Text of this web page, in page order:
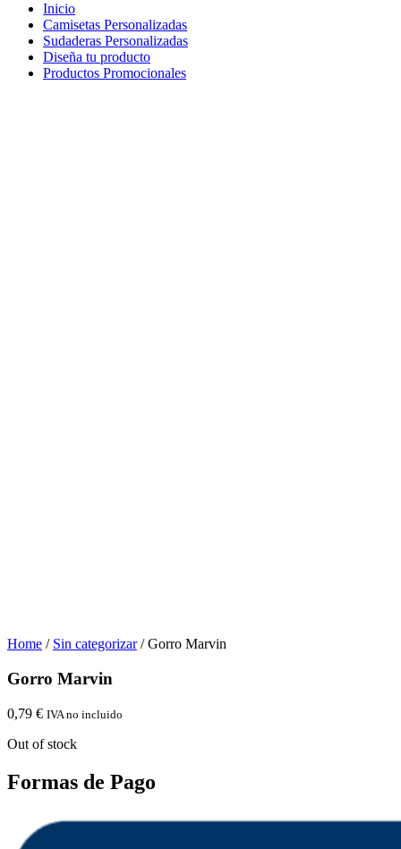
Inicio
Camisetas Personalizadas
Sudaderas Personalizadas
Diseña tu producto
Productos Promocionales
Home / Sin categorizar/ Gorro Marvin
Gorro Marvin
0,79 € IVA no incluido
Out of stock
Formas de Pago